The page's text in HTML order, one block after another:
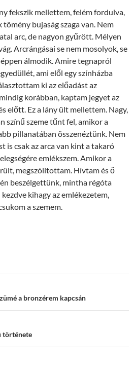
fekszik mellettem, felém fordulva,
bujaság szaga van. Nem
arc, de nagyon gyűrött. Mélyen
Arcrángásai se nem mosolyok, se
álmodik. Amire tegnapról
ami elől egy színházba
ki az előadást az
korábban, kaptam jegyet az
előtt. Ez a lány ült mellettem. Nagy,
színű szeme tűnt fel, amikor a
pillanatában összenéztünk. Nem
is csak az arca van kint a takaró
emlékszem. Amikor a
megszólítottam. Hívtam és ő
beszélgettünk, mintha régóta
kihagy az emlékezetem,
a szemem.
a bronzérem kapcsán
története